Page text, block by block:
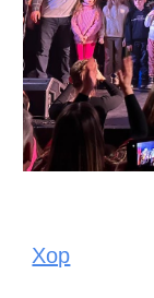
Хор